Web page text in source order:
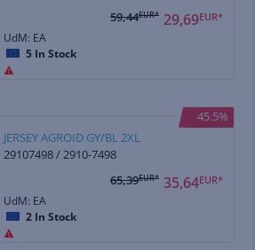
29,69EUR*
59,44EUR*
UdM: EA
5 In Stock
45.5%
JERSEY AGROID GY/BL 2XL
29107498 / 2910-7498
35,64EUR*
65,39EUR*
UdM: EA
2 In Stock